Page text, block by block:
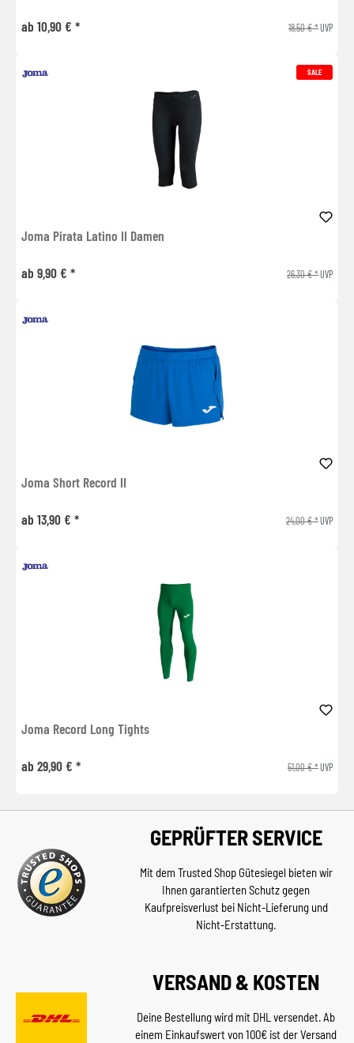
ab 10,90 € * 18,50 € *UVP
SALE
Joma Pirata Latino II Damen
ab 9,90 € * 26,30 € *UVP
Joma Short Record II
ab 13,90 € * 24,00 € *UVP
Joma Record Long Tights
ab 29,90 € * 51,00 € *UVP
GEPRÜFTER SERVICE
Mit dem Trusted Shop Gütesiegel bieten wir
Ihnen garantierten Schutz gegen
Kaufpreisverlust bei Nicht-Lieferung und
Nicht-Erstattung.
VERSAND & KOSTEN
Deine Bestellung wird mit DHL versendet. Ab
einem Einkaufswert von 100€ ist der Versand